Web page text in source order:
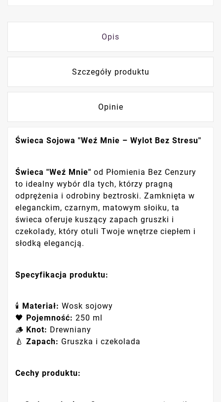
Opis
Szczegóły produktu
Opinie
Świeca Sojowa "Weź Mnie – Wylot Bez Stresu"
Świeca "Weź Mnie" od Płomienia Bez Cenzury
to idealny wybór dla tych, którzy pragną
odprężenia i odrobiny beztroski. Zamknięta w
eleganckim, czarnym, matowym słoiku, ta
świeca oferuje kuszący zapach gruszki i
czekolady, który otuli Twoje wnętrze ciepłem i
słodką elegancją.
Specyfikacja produktu:
🕯️ Materiał: Wosk sojowy
🖤 Pojemność: 250 ml
🪵 Knot: Drewniany
🍐 Zapach: Gruszka i czekolada
Cechy produktu: